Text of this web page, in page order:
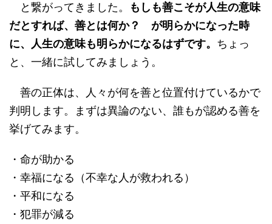
と繋がってきました。
もしも善こそが人生の意味
だとすれば、善とは何か？ が明らかになった時
に、人生の意味も明らかになるはずです。 ちょっ
と、一緒に試してみましょう。
善の正体は、人々が何を善と位置付けているかで
判明します。まずは異論のない、誰もが認める善を
挙げてみます。
・命が助かる
・幸福になる（不幸な人が救われる）
・平和になる
・犯罪が減る